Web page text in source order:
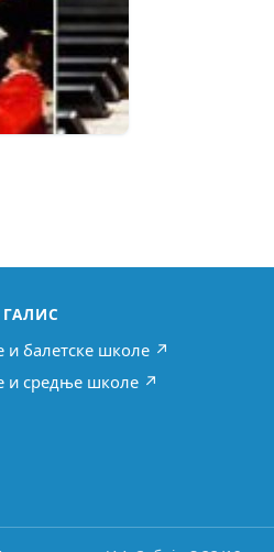
и балетске школе ↗
и средње школе ↗